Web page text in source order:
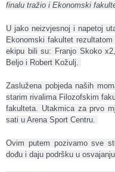
finalu tražio i Ekonomski
U jako neizvjesnoj i napetoj
Ekonomski fakultet
ekipu bili su: Franjo Skoko
Beljo i Robert Kožulj.
Zaslužena pobjeda naših
starim rivalima Filozofskim
fakulteta. Utakmica za prvo
sati u Arena Sport Centru.
Ovim putem pozivamo sve
dođu i daju podršku u